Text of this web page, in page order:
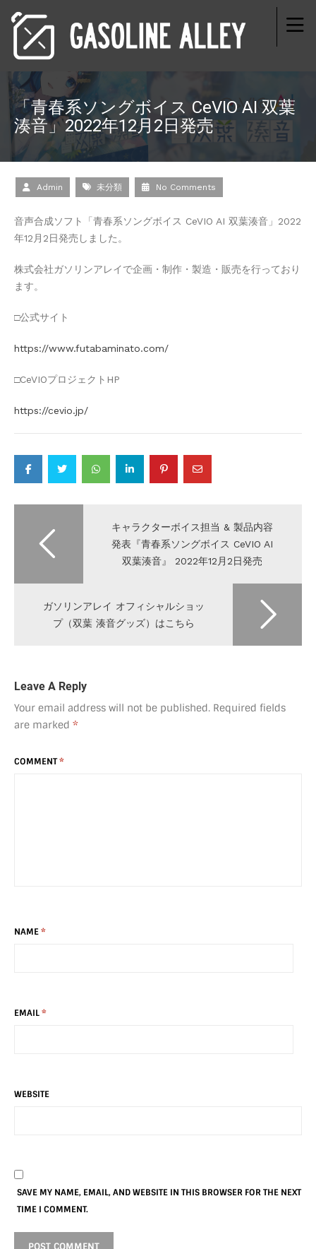
「青春系ソングボイス CeVIO AI 双葉
湊音」2022年12月2日発売
Admin 未分類 No Comments
音声合成ソフト「青春系ソングボイス CeVIO AI 双葉湊音」2022
年12月2日発売しました。
株式会社ガソリンアレイで企画・制作・製造・販売を行っており
ます。
□公式サイト
https://www.futabaminato.com/
□CeVIOプロジェクトHP
https://cevio.jp/
キャラクターボイス担当 & 製品内容
発表『青春系ソングボイス CeVIO AI
双葉湊音』 2022年12月2日発売
ガソリンアレイ オフィシャルショッ
プ（双葉 湊音グッズ）はこちら
Leave A Reply
Your email address will not be published. Required fields
are marked *
COMMENT*
NAME*
EMAIL*
WEBSITE
SAVE MY NAME, EMAIL, AND WEBSITE IN THIS BROWSER FOR THE NEXT
TIME I COMMENT.